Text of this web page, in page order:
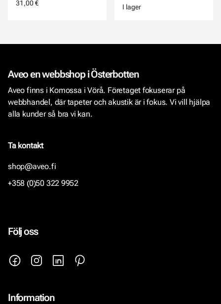
31,00 €
I lager
Aveo en webbshop i Österbotten
Aveo finns i Komossa i Vörå. Företaget fokuserar på
webbhandel, där tapeter och akustik är i fokus. Vi vill hjälpa
alla kunder så bra vi kan.
Ta kontakt
shop@aveo.fi
+358 (0)50 322 9952
Följ oss
Information